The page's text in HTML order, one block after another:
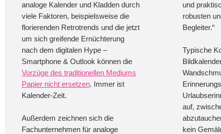
analoge Kalender und Kladden durch
viele Faktoren, beispielsweise die
florierenden Retrotrends und die jetzt
um sich greifende Ernüchterung
nach dem digitalen Hype –
Smartphone & Outlook können die
Vorzüge des traditionellen Mediums
Papier nicht ersetzen. Immer ist
Kalender-Zeit.
Außerdem zeichnen sich die
Fachunternehmen für analoge
und
robusten
Begleiter.“
Typische
auf,
kein